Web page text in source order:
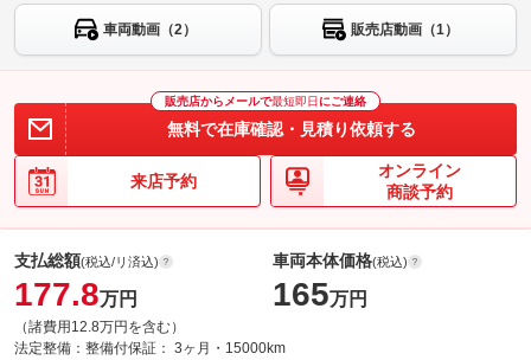
車両動画（2） 販売店動画（1）
販売店からメールで最短即日 にご連絡
無料で在庫確認・見積り依頼する
来店予約
オンライン
商談予約
支払総額(税込/リ済込)
177.8万円
（諸費用12.8万円を含む）
車両本体価格(税込)
165万円
法定整備： 整備付保証： 3ヶ月・15000km